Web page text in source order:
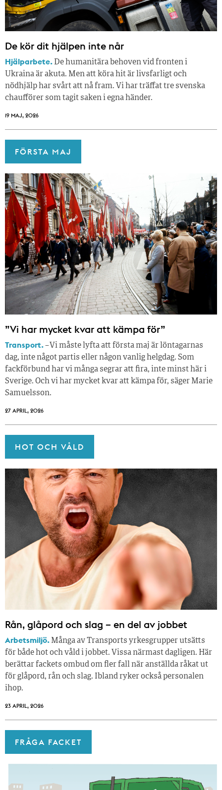
De kör dit hjälpen inte når
Hjälparbete. De humanitära behoven vid fronten i
Ukraina är akuta. Men att köra hit är livsfarligt och
nödhjälp har svårt att nå fram. Vi har träffat tre svenska
chaufförer som tagit saken i egna händer.
19 MAJ, 2026
FÖRSTA MAJ
”Vi har mycket kvar att kämpa för”
Transport.– Vi måste lyfta att första maj är löntagarnas
dag, inte något partis eller någon vanlig helgdag. Som
fackförbund har vi många segrar att fira, inte minst här i
Sverige. Och vi har mycket kvar att kämpa för, säger Marie
Samuelsson.
27 APRIL, 2026
HOT OCH VÅLD
Rån, glåpord och slag – en del av jobbet
Arbetsmiljö. Många av Transports yrkesgrupper utsätts
för både hot och våld i jobbet. Vissa närmast dagligen. Här
berättar fackets ombud om fler fall när anställda råkat ut
för glåpord, rån och slag. Ibland ryker också personalen
ihop.
23 APRIL, 2026
FRÅGA FACKET